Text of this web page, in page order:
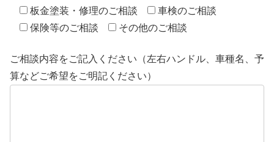
板金塗装・修理のご相談
車検のご相談
保険等のご相談
その他のご相談
ご相談内容をご記入ください（左右ハンドル、車種名、予
算などご希望をご明記ください）